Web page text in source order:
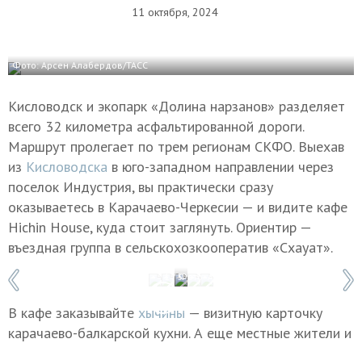
11 октября, 2024
Фото: Арсен Алабердов/ТАСС
Кисловодск и экопарк «Долина нарзанов» разделяет
всего 32 километра асфальтированной дороги.
Маршрут пролегает по трем регионам СКФО. Выехав
из Кисловодска в юго-западном направлении через
поселок Индустрия, вы практически сразу
оказываетесь в Карачаево-Черкесии — и видите кафе
Hichin House, куда стоит заглянуть. Ориентир —
въездная группа в сельскохозкооператив «Схауат».
Фото: Арсен Алабердов/ТАСС
1 / 5
В кафе заказывайте хычины — визитную карточку
карачаево-балкарской кухни. А еще местные жители и